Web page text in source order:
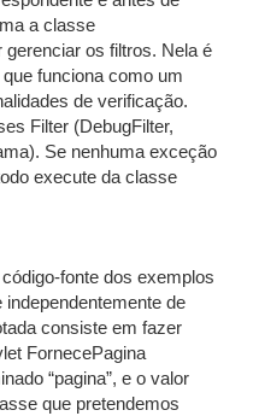
a classe
gerenciar os filtros. Nela é
funciona como um
de verificação.
Filter (DebugFilter,
Se nenhuma exceção
execute da classe
fonte dos exemplos
de
consiste em fazer
FornecePagina
“pagina”, e o valor
que pretendemos